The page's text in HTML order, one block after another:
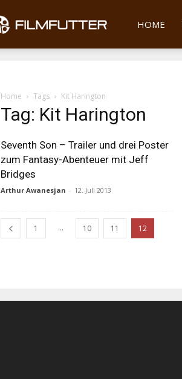
Filmfutter
HOME
Home Tags Kit Harington
Tag: Kit Harington
Seventh Son – Trailer und drei Poster
zum Fantasy-Abenteuer mit Jeff
Bridges
Arthur Awanesjan - 12. Juli 2013
1 ... 10 11 12